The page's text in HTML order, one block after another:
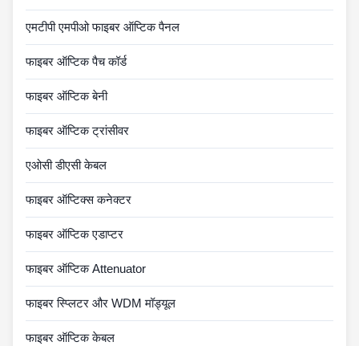
एमटीपी एमपीओ फाइबर ऑप्टिक पैनल
फाइबर ऑप्टिक पैच कॉर्ड
फाइबर ऑप्टिक बेनी
फाइबर ऑप्टिक ट्रांसीवर
एओसी डीएसी केबल
फाइबर ऑप्टिक्स कनेक्टर
फाइबर ऑप्टिक एडाप्टर
फाइबर ऑप्टिक Attenuator
फाइबर स्प्लिटर और WDM मॉड्यूल
फाइबर ऑप्टिक केबल